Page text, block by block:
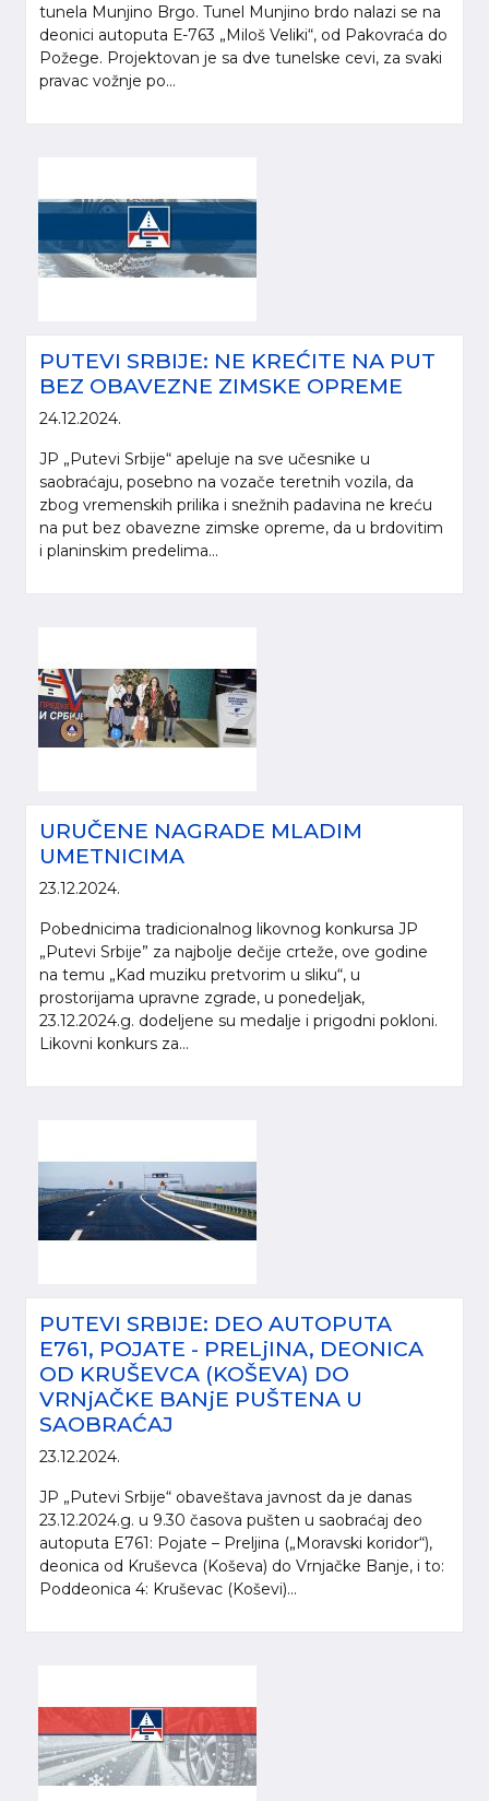
tunela Munjino Brgo. Tunel Munjino brdo nalazi se na
deonici autoputa Е-763 „Miloš Veliki“, od Pakovraća do
Požege. Projektovan je sa dve tunelske cevi, za svaki
pravac vožnje po...
PUTEVI SRBIJE: NE KREĆITE NA PUT
BEZ OBAVEZNE ZIMSKE OPREME
24.12.2024.
JP „Putevi Srbije“ apeluje na sve učesnike u
saobraćaju, posebno na vozače teretnih vozila, da
zbog vremenskih prilika i snežnih padavina ne kreću
na put bez obavezne zimske opreme, da u brdovitim
i planinskim predelima...
URUČENE NAGRADE MLADIM
UMETNICIMA
23.12.2024.
Pobednicima tradicionalnog likovnog konkursa JP
„Putevi Srbije” za najbolje dečije crteže, ove godine
na temu „Kad muziku pretvorim u sliku“, u
prostorijama upravne zgrade, u ponedeljak,
23.12.2024.g. dodeljene su medalje i prigodni pokloni.
Likovni konkurs za...
PUTEVI SRBIJE: DEO AUTOPUTA
E761, POJATE - PRELjINA, DEONICA
OD KRUŠEVCA (KOŠEVA) DO
VRNjAČKE BANjE PUŠTENA U
SAOBRAĆAJ
23.12.2024.
JP „Putevi Srbije“ obaveštava javnost da je danas
23.12.2024.g. u 9.30 časova pušten u saobraćaj deo
autoputa E761: Pojate – Preljina („Moravski koridor“),
deonica od Kruševca (Koševa) do Vrnjačke Banje, i to:
Poddeonica 4: Kruševac (Koševi)...